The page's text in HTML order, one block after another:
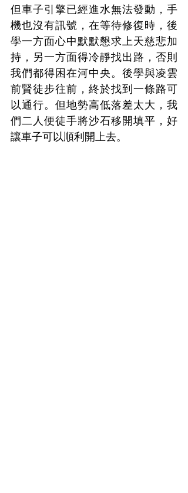
但車子引擎已經進水無法發動，手
機也沒有訊號，在等待修復時，後
學一方面心中默默懇求上天慈悲加
持，另一方面得冷靜找出路，否則
我們都得困在河中央。後學與凌雲
前賢徒步往前，終於找到一條路可
以通行。但地勢高低落差太大，我
們二人便徒手將沙石移開填平，好
讓車子可以順利開上去。